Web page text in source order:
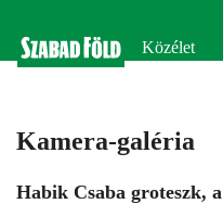
Közélet
Kamera-galéria
Habik Csaba groteszk,